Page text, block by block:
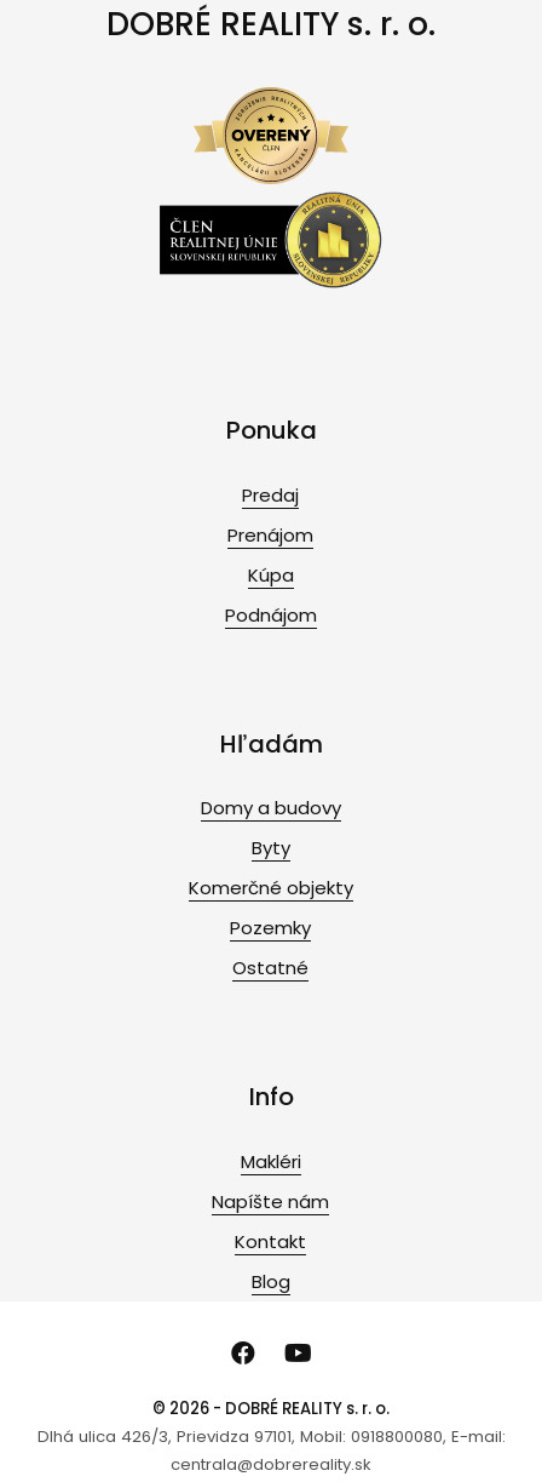
DOBRÉ REALITY s. r. o.
Ponuka
Predaj
Prenájom
Kúpa
Podnájom
Hľadám
Domy a budovy
Byty
Komerčné objekty
Pozemky
Ostatné
Info
Makléri
Napíšte nám
Kontakt
Blog
© 2026 - DOBRÉ REALITY s. r. o.
Dlhá ulica 426/3, Prievidza 97101, Mobil: 0918800080, E-mail:
centrala@dobrereality.sk